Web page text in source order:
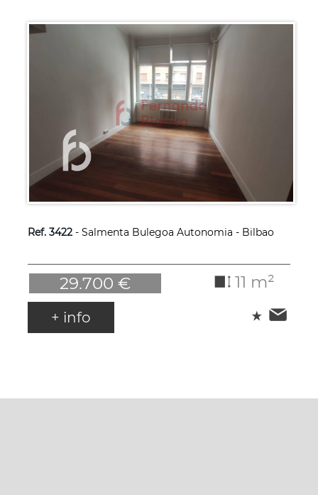
Ref. 3422- Salmenta Bulegoa Autonomia - Bilbao
29.700 € 11 m²
+ info